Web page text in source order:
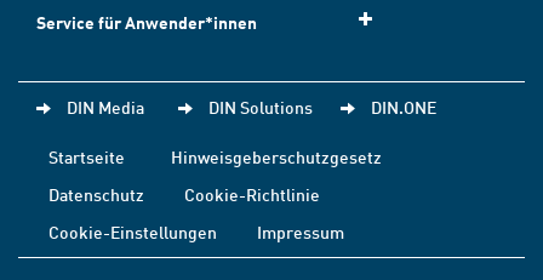
Service für Anwender*innen
DIN Media DIN Solutions DIN.ONE
Startseite
Hinweisgeberschutzgesetz
Datenschutz
Cookie-Richtlinie
Cookie-Einstellungen
Impressum